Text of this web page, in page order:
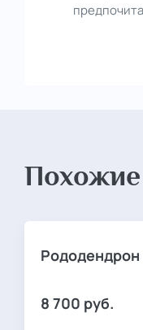
Рододендрон
8 700 руб.